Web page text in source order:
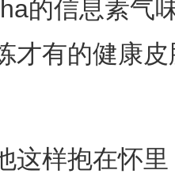
的信息素气
才有的健康
样抱在怀里